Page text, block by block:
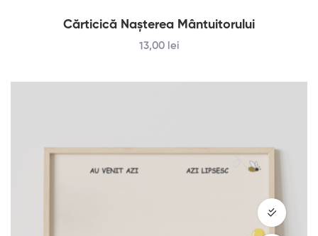
Cărticică Naşterea Mântuitorului
13,00 lei